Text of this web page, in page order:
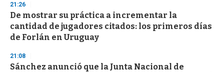
3
s
c
o
d
s
21:26
De mostrar su práctica a incrementar la
cantidad de jugadores citados: los primeros días
de Forlán en Uruguay
21:08
Sánchez anunció que la Junta Nacional de